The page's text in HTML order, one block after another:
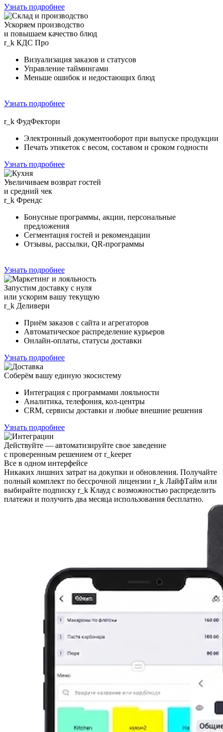
Узнать подробнее
Ускоряем производство
и повышаем качество блюд
r_k КДС Про
Визуализация заказов и статусов
Управление таймингами
Меньше ошибок и недостающих блюд
Узнать подробнее
r_k ФудФектори
Электронный документооборот при выпуске продукции
Печать этикеток с весом, составом и сроком годности
Узнать подробнее
Увеличиваем возврат гостей
и средний чек
r_k Френдс
Бонусные программы, акции, персональные
предложения
Сегментация гостей и рекомендации
Отзывы, рассылки, QR-программы
Узнать подробнее
Запустим доставку с нуля
или ускорим вашу текущую
r_k Деливери
Приём заказов с сайта и агрегаторов
Автоматическое распределение курьеров
Онлайн-оплаты, статусы доставки
Узнать подробнее
Соберём вашу единую экосистему
Интеграция с программами лояльности
Аналитика, телефония, кол-центры
CRM, сервисы доставки и любые внешние решения
Узнать подробнее
Действуйте — автоматизируйте свое заведение
с проверенным решением от r_ keeper
Все в одном интерфейсе
Никаких лишних затрат на докупки и обновления. Получайте
полный комплект по бессрочной лицензии r_k ЛайфТайм или
выбирайте подписку r_k Клауд с возможностью распределить
платежи и получить два месяца использования бесплатно.